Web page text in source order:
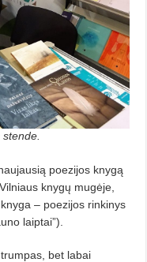
poezijos knygą
knygų mugėje,
– poezi­jos rinkinys
laiptai”).
bet labai